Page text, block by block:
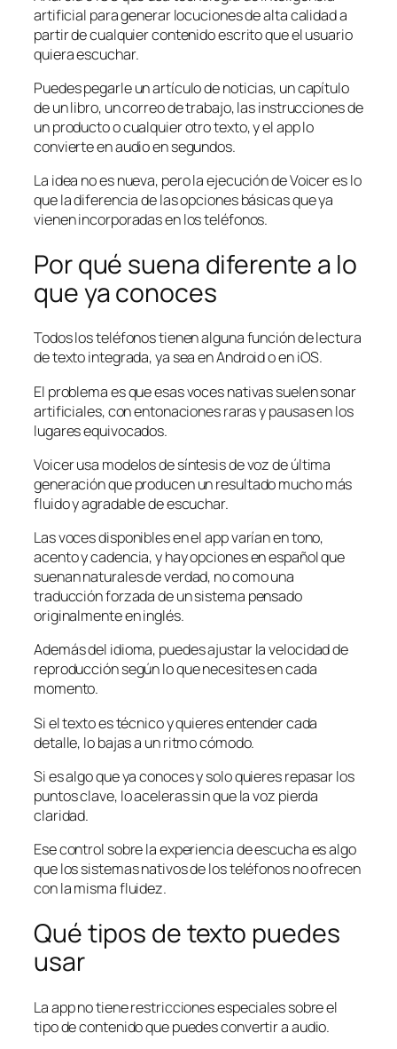
artificial para generar locuciones de alta calidad a
partir de cualquier contenido escrito que el usuario
quiera escuchar.
Puedes pegarle un artículo de noticias, un capítulo
de un libro, un correo de trabajo, las instrucciones de
un producto o cualquier otro texto, y el app lo
convierte en audio en segundos.
La idea no es nueva, pero la ejecución de Voicer es lo
que la diferencia de las opciones básicas que ya
vienen incorporadas en los teléfonos.
Por qué suena diferente a lo
que ya conoces
Todos los teléfonos tienen alguna función de lectura
de texto integrada, ya sea en Android o en iOS.
El problema es que esas voces nativas suelen sonar
artificiales, con entonaciones raras y pausas en los
lugares equivocados.
Voicer usa modelos de síntesis de voz de última
generación que producen un resultado mucho más
fluido y agradable de escuchar.
Las voces disponibles en el app varían en tono,
acento y cadencia, y hay opciones en español que
suenan naturales de verdad, no como una
traducción forzada de un sistema pensado
originalmente en inglés.
Además del idioma, puedes ajustar la velocidad de
reproducción según lo que necesites en cada
momento.
Si el texto es técnico y quieres entender cada
detalle, lo bajas a un ritmo cómodo.
Si es algo que ya conoces y solo quieres repasar los
puntos clave, lo aceleras sin que la voz pierda
claridad.
Ese control sobre la experiencia de escucha es algo
que los sistemas nativos de los teléfonos no ofrecen
con la misma fluidez.
Qué tipos de texto puedes
usar
La app no tiene restricciones especiales sobre el
tipo de contenido que puedes convertir a audio.